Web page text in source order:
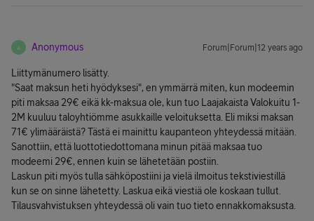
A Anonymous Forum|Forum|12 years ago
Liittymänumero lisätty.
"Saat maksun heti hyödyksesi", en ymmärrä miten, kun modeemin
piti maksaa 29€ eikä kk-maksua ole, kun tuo Laajakaista Valokuitu 1-
2M kuuluu taloyhtiömme asukkaille veloituksetta. Eli miksi maksan
71€ ylimääräistä? Tästä ei mainittu kaupanteon yhteydessä mitään.
Sanottiin, että luottotiedottomana minun pitää maksaa tuo
modeemi 29€, ennen kuin se lähetetään postiin.
Laskun piti myös tulla sähköpostiini ja vielä ilmoitus tekstiviestillä
kun se on sinne lähetetty. Laskua eikä viestiä ole koskaan tullut.
Tilausvahvistuksen yhteydessä oli vain tuo tieto ennakkomaksusta.